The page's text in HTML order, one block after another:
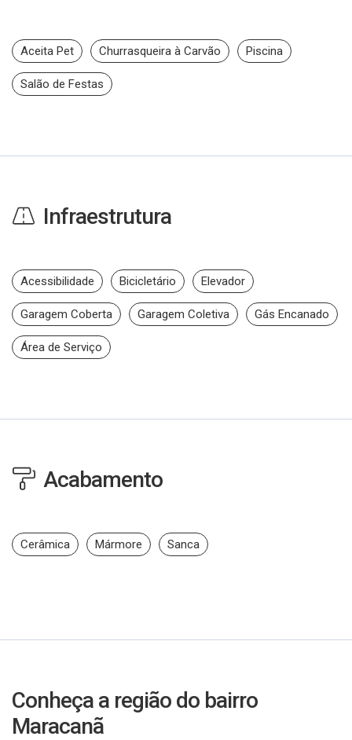
Aceita Pet Churrasqueira à Carvão Piscina
Salão de Festas
Infraestrutura
Acessibilidade Bicicletário Elevador
Garagem Coberta Garagem Coletiva Gás Encanado
Área de Serviço
Acabamento
Cerâmica Mármore Sanca
Conheça a região do bairro
Maracanã